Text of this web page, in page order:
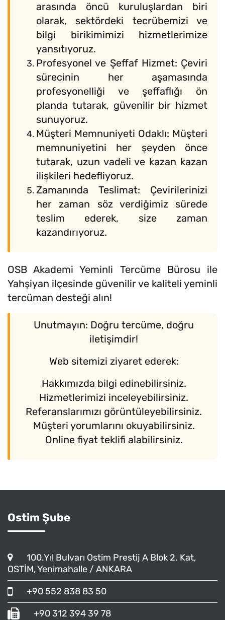
arasında öncü kuruluşlardan biri
olarak, sektördeki tecrübemizi ve
bilgi birikimimizi hizmetlerimize
yansıtıyoruz.
Profesyonel ve Şeffaf Hizmet: Çeviri
sürecinin her aşamasında
profesyonelliği ve şeffaflığı ön
planda tutarak, güvenilir bir hizmet
sunuyoruz.
Müşteri Memnuniyeti Odaklı: Müşteri
memnuniyetini her şeyden önce
tutarak, uzun vadeli ve kazan kazan
ilişkileri hedefliyoruz.
Zamanında Teslimat: Çevirilerinizi
her zaman söz verdiğimiz sürede
teslim ederek, size zaman
kazandırıyoruz.
OSB Akademi Yeminli Tercüme Bürosu ile
Yahşiyan ilçesinde güvenilir ve kaliteli yeminli
tercüman desteği alın!
Unutmayın: Doğru tercüme, doğru
iletişimdir!
Web sitemizi ziyaret ederek:
Hakkımızda bilgi edinebilirsiniz.
Hizmetlerimizi inceleyebilirsiniz.
Referanslarımızı görüntüleyebilirsiniz.
Müşteri yorumlarını okuyabilirsiniz.
Online fiyat teklifi alabilirsiniz.
Ostim Şube
100.Yıl Bulvarı Ostim Prestij A Blok 2. Kat,
OSTİM, Yenimahalle / ANKARA
+90 552 838 83 50
+90 312 394 39 78